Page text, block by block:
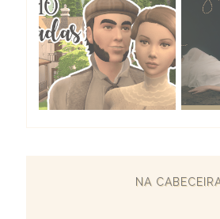
NA